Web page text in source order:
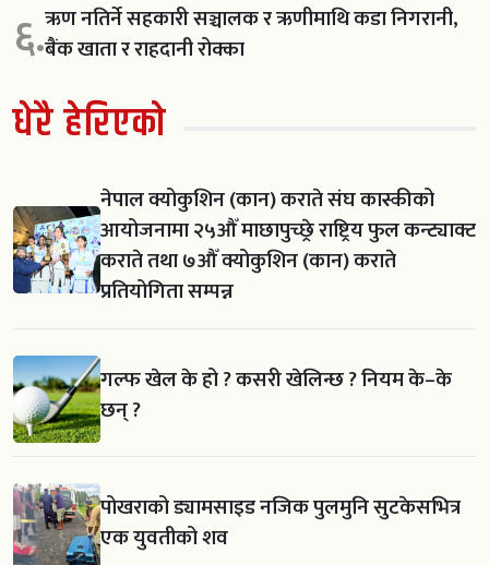
६.ऋण नतिर्ने सहकारी सञ्चालक र ऋणीमाथि कडा निगरानी,
बैंक खाता र राहदानी रोक्का
धेरै हेरिएको
नेपाल क्योकुशिन (कान) कराते संघ कास्कीको
आयोजनामा २५औँ माछापुच्छ्रे राष्ट्रिय फुल कन्ट्याक्ट
कराते तथा ७औँ क्योकुशिन (कान) कराते
प्रतियोगिता सम्पन्न
गल्फ खेल के हो ? कसरी खेलिन्छ ? नियम के–के
छन् ?
पोखराको ड्यामसाइड नजिक पुलमुनि सुटकेसभित्र
एक युवतीको शव